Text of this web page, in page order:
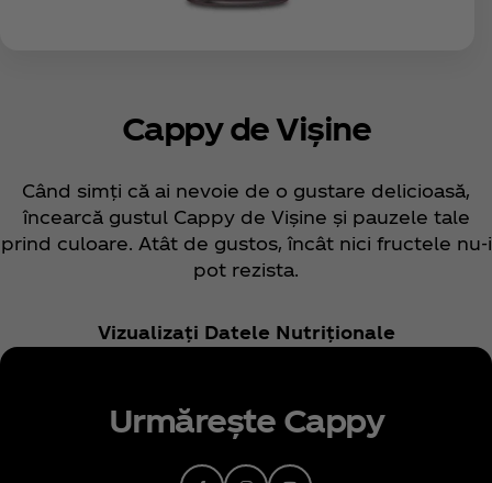
Cappy de Vișine
Când simți că ai nevoie de o gustare delicioasă,
încearcă gustul Cappy de Vișine și pauzele tale
prind culoare. Atât de gustos, încât nici fructele nu-i
pot rezista.
Vizualizați Datele Nutriționale
Urmărește Cappy